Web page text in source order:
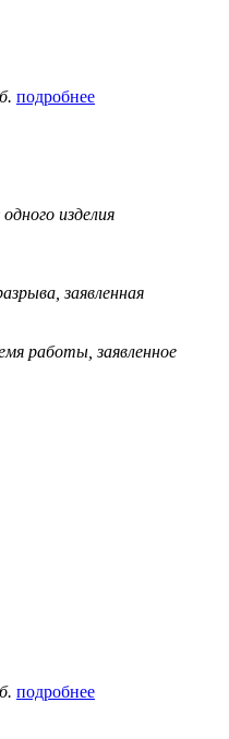
подробнее
изделия
заявленная
работы, заявленное
подробнее